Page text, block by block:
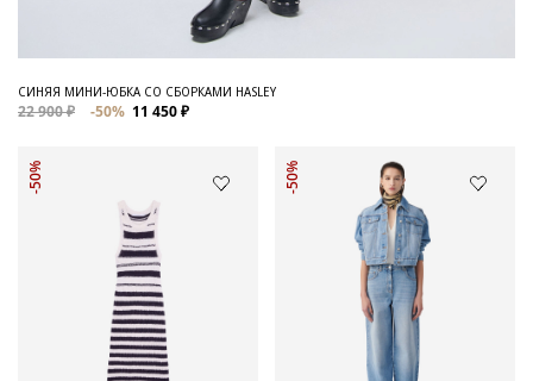
СИНЯЯ МИНИ-ЮБКА СО СБОРКАМИ HASLEY
22 900 ₽ -50% 11 450 ₽
-50% -50%